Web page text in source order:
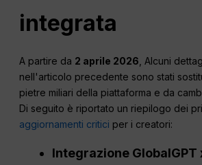
integrata
A partire da 2 aprile 2026 , Alcuni
nell'articolo precedente sono stati
pietre miliari della piattaforma e da
Di seguito è riportato un riepilogo dei
aggiornamenti critici per i creatori:
Integrazione GlobalGPT